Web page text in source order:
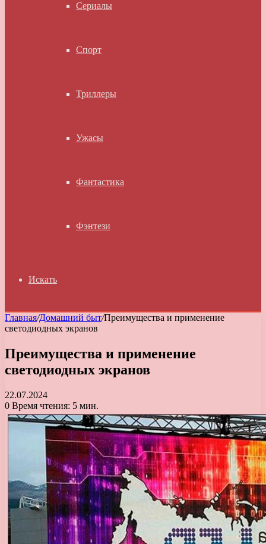
Сериалы
Спорт
Триллеры
Ужасы
Фантастика
Фэнтези
Искать
Главная/Домашний быт/Преимущества и применение
светодиодных экранов
Преимущества и применение
светодиодных экранов
22.07.2024
0 Время чтения: 5 мин.